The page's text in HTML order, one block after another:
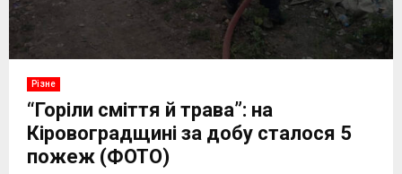
Різне
“Горіли сміття й трава”: на
Кіровоградщині за добу сталося 5
пожеж (ФОТО)